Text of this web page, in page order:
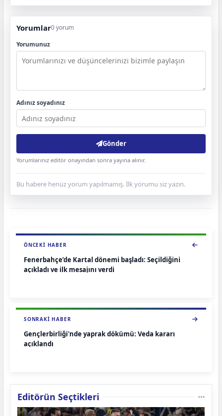
Yorumlar0 yorum
Yorumunuz
Adınız soyadınız
Gönder
Yorumlarınız editör onayından sonra yayına alınır.
Bu habere henüz yorum yapılmamış. İlk yorumu siz yazın.
ÖNCEKI HABER
Fenerbahçe’de Kartal dönemi başladı: Seçildiğini
açıkladı ve ilk mesajını verdi
SONRAKI HABER
Gençlerbirliği'nde yaprak dökümü: Veda kararı
açıklandı
Editörün Seçtikleri